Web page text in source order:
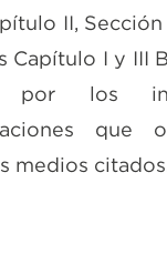
II, Sección
Capítulo I y III
por los
que
medios